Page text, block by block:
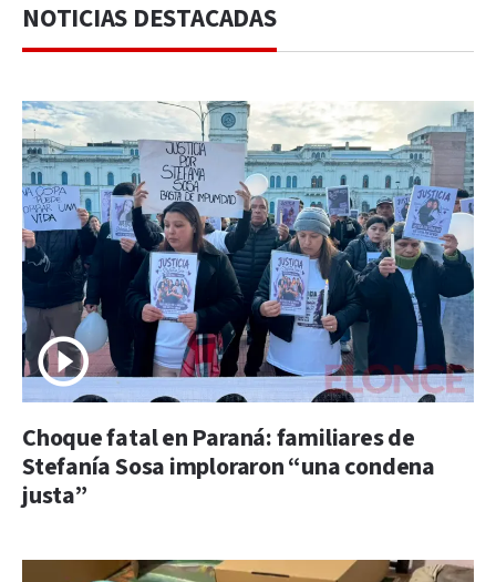
NOTICIAS DESTACADAS
Choque fatal en Paraná: familiares de
Stefanía Sosa imploraron “una condena
justa”